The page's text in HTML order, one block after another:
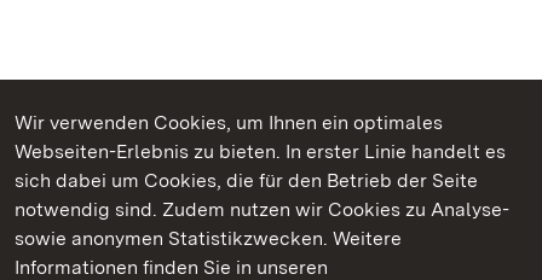
Wir verwenden Cookies, um Ihnen ein optimales
Webseiten-Erlebnis zu bieten. In erster Linie handelt es
sich dabei um Cookies, die für den Betrieb der Seite
notwendig sind. Zudem nutzen wir Cookies zu Analyse-
sowie anonymen Statistikzwecken. Weitere
Informationen finden Sie in unseren
Kommen. Staunen. Genießen.